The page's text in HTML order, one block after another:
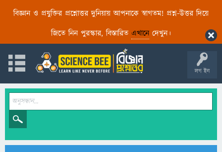
বিজ্ঞান ও প্রযুক্তির প্রশ্নোত্তর দুনিয়ায় আপনাকে স্বাগতম! প্রশ্ন-উত্তর দিয়ে
জিতে নিন পুরস্কার, বিস্তারিত এখানেদেখুন।
লগ ইন